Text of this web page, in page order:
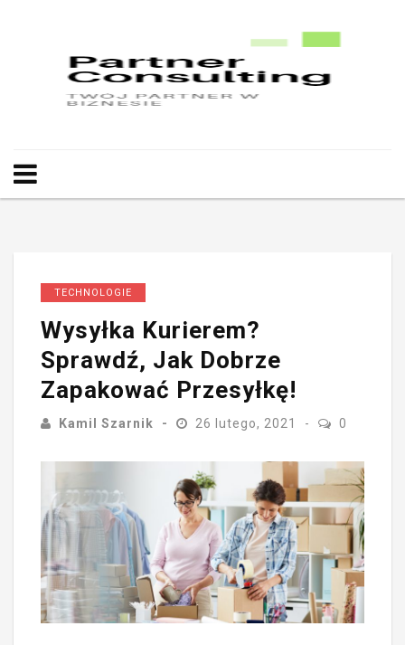
TECHNOLOGIE
Wysyłka Kurierem?
Sprawdź, Jak Dobrze
Zapakować Przesyłkę!
Kamil Szarnik 26 lutego, 2021 0